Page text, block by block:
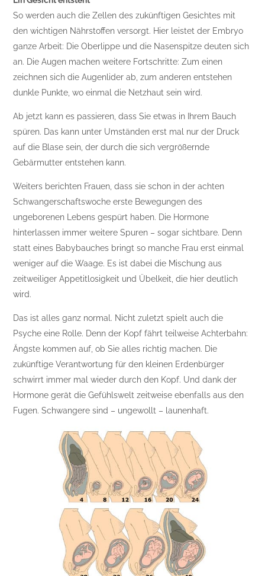
So werden auch die Zellen des zukünftigen Gesichtes mit
den wichtigen Nährstoffen versorgt. Hier leistet der Embryo
ganze Arbeit: Die Oberlippe und die Nasenspitze deuten sich
an. Die Augen machen weitere Fortschritte: Zum einen
zeichnen sich die Augenlider ab, zum anderen entstehen
dunkle Punkte, wo einmal die Netzhaut sein wird.
Ab jetzt kann es passieren, dass Sie etwas in Ihrem Bauch
spüren. Das kann unter Umständen erst mal nur der Druck
auf die Blase sein, der durch die sich vergrößernde
Gebärmutter entstehen kann.
Weiters berichten Frauen, dass sie schon in der achten
Schwangerschaftswoche erste Bewegungen des
ungeborenen Lebens gespürt haben. Die Hormone
hinterlassen immer weitere Spuren – sogar sichtbare. Denn
statt eines Babybauches bringt so manche Frau erst einmal
weniger auf die Waage. Es ist dabei die Mischung aus
zeitweiliger Appetitlosigkeit und Übelkeit, die hier deutlich
wird.
Das ist alles ganz normal. Nicht zuletzt spielt auch die
Psyche eine Rolle. Denn der Kopf fährt teilweise Achterbahn:
Ängste kommen auf, ob Sie alles richtig machen. Die
zukünftige Verantwortung für den kleinen Erdenbürger
schwirrt immer mal wieder durch den Kopf. Und dank der
Hormone gerät die Gefühlswelt zeitweise ebenfalls aus den
Fugen. Schwangere sind – ungewollt – launenhaft.